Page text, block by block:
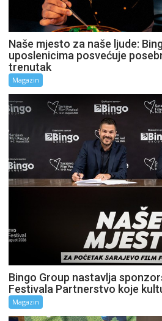
Naše mjesto za naše ljude:
uposlenicima posvećuje
trenutak
Magazin
Bingo Group nastavlja
Festivala Partnerstvo koje
Magazin